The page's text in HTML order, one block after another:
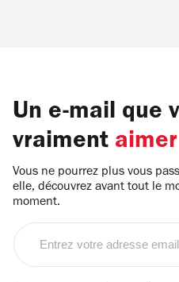
Un e-mail que
vraiment aimer
Vous ne pourrez plus vous
elle, découvrez avant tout le
moment.